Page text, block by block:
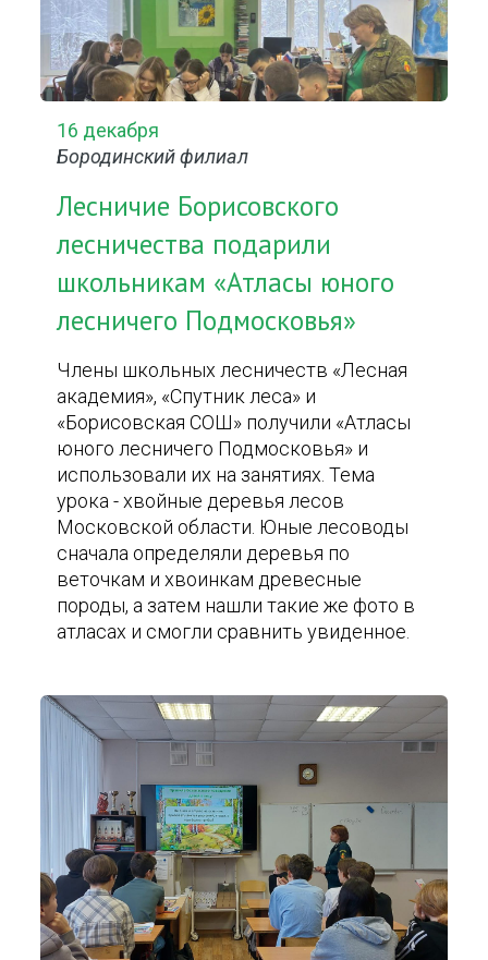
16 декабря
Бородинский филиал
Лесничие Борисовского
лесничества подарили
школьникам «Атласы юного
лесничего Подмосковья»
Члены школьных лесничеств «Лесная
академия», «Спутник леса» и
«Борисовская СОШ» получили «Атласы
юного лесничего Подмосковья» и
использовали их на занятиях. Тема
урока - хвойные деревья лесов
Московской области. Юные лесоводы
сначала определяли деревья по
веточкам и хвоинкам древесные
породы, а затем нашли такие же фото в
атласах и смогли сравнить увиденное.